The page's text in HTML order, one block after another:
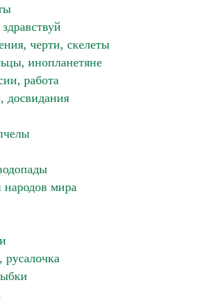
черти, скелеты
инопланетяне
работа
досвидания
народов мира
русалочка